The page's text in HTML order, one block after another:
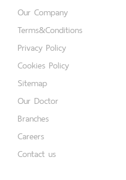
Our Company
Terms&Conditions
Privacy Policy
Cookies Policy
Sitemap
Our Doctor
Branches
Careers
Contact us